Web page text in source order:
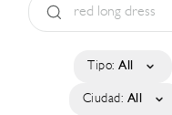
Tipo: All
Ciudad: All